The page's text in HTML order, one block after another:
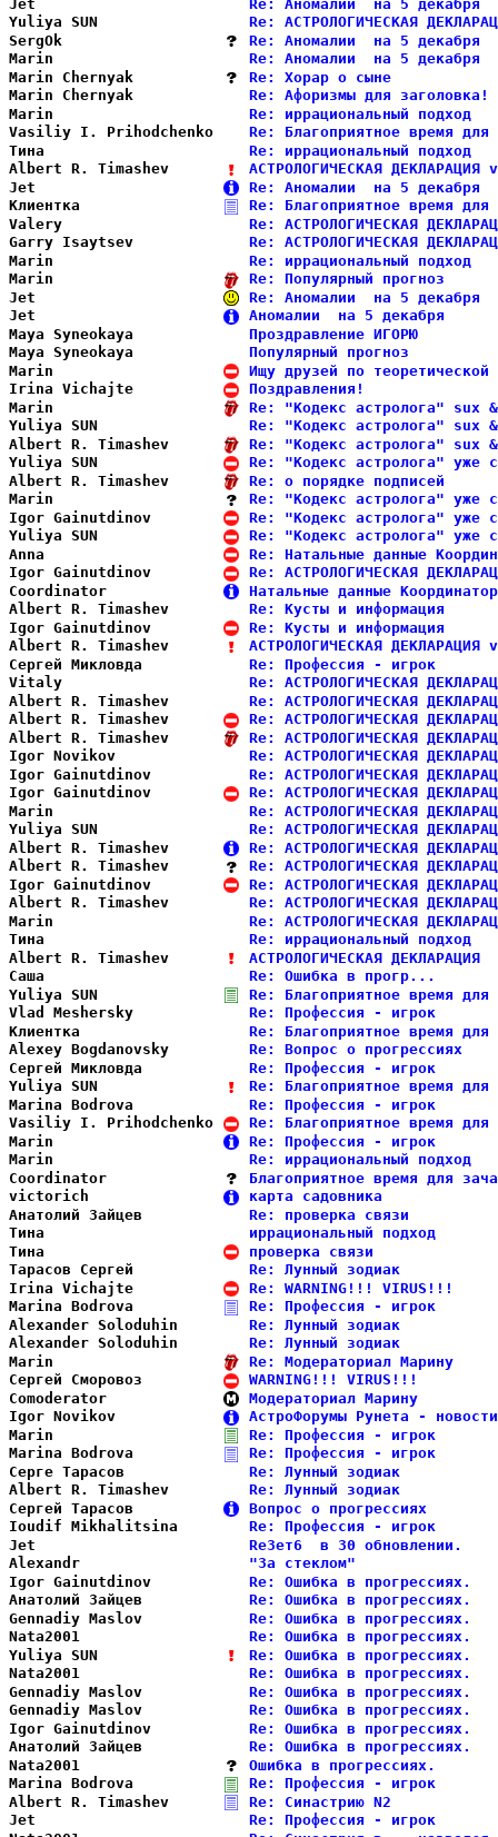
Jet
Re: Аномалии  на 5
Yuliya SUN
Re: АСТРОЛОГИЧЕСКАЯ
SergOk
Re: Аномалии  на 5
Marin
Re: Аномалии  на 5
Marin Chernyak
Re: Хорар о
Marin Chernyak
Re: Афоризмы для
Marin
Re: иррациональный
Vasiliy I. Prihodchenko
Re: Благоприятное время для
Тина
Re: иррациональный
Albert R. Timashev
АСТРОЛОГИЧЕСКАЯ
Jet
Re: Аномалии  на 5
Клиентка
Re: Благоприятное время для
Valery
Re: АСТРОЛОГИЧЕСКАЯ
Garry Isaytsev
Re: АСТРОЛОГИЧЕСКАЯ
Marin
Re: иррациональный
Marin
Re: Популярный
Jet
Re: Аномалии  на 5
Jet
Аномалии  на 5
Maya Syneokaya
Проздравление
Maya Syneokaya
Популярный
Marin
Ищу друзей по теоретической
Irina Vichajte
Marin
Re: "Кодекс астролога" sux
Yuliya SUN
Re: "Кодекс астролога" sux
Albert R. Timashev
Re: "Кодекс астролога" sux
Yuliya SUN
Re: "Кодекс астролога" уже
Albert R. Timashev
Re: о порядке
Marin
Re: "Кодекс астролога" уже
Igor Gainutdinov
Re: "Кодекс астролога" уже
Yuliya SUN
Re: "Кодекс астролога" уже
Anna
Re: Натальные данные
Igor Gainutdinov
Re: АСТРОЛОГИЧЕСКАЯ
Coordinator
Натальные данные
Albert R. Timashev
Re: Кусты и
Igor Gainutdinov
Re: Кусты и
Albert R. Timashev
АСТРОЛОГИЧЕСКАЯ
Сергей Микловда
Re: Профессия -
Vitaly
Re: АСТРОЛОГИЧЕСКАЯ
Albert R. Timashev
Re: АСТРОЛОГИЧЕСКАЯ
Albert R. Timashev
Re: АСТРОЛОГИЧЕСКАЯ
Albert R. Timashev
Re: АСТРОЛОГИЧЕСКАЯ
Igor Novikov
Re: АСТРОЛОГИЧЕСКАЯ
Igor Gainutdinov
Re: АСТРОЛОГИЧЕСКАЯ
Igor Gainutdinov
Re: АСТРОЛОГИЧЕСКАЯ
Marin
Re: АСТРОЛОГИЧЕСКАЯ
Yuliya SUN
Re: АСТРОЛОГИЧЕСКАЯ
Albert R. Timashev
Re: АСТРОЛОГИЧЕСКАЯ
Albert R. Timashev
Re: АСТРОЛОГИЧЕСКАЯ
Igor Gainutdinov
Re: АСТРОЛОГИЧЕСКАЯ
Albert R. Timashev
Re: АСТРОЛОГИЧЕСКАЯ
Marin
Re: АСТРОЛОГИЧЕСКАЯ
Тина
Re: иррациональный
Albert R. Timashev
АСТРОЛОГИЧЕСКАЯ
Саша
Re: Ошибка в
Yuliya SUN
Re: Благоприятное время для
Vlad Meshersky
Re: Профессия -
Клиентка
Re: Благоприятное время для
Alexey Bogdanovsky
Re: Вопрос о
Сергей Микловда
Re: Профессия -
Yuliya SUN
Re: Благоприятное время для
Marina Bodrova
Re: Профессия -
Vasiliy I. Prihodchenko
Re: Благоприятное время для
Marin
Re: Профессия -
Marin
Re: иррациональный
Coordinator
Благоприятное время для
victorich
карта
Анатолий Зайцев
Re: проверка
Тина
иррациональный
Тина
проверка
Тарасов Сергей
Re: Лунный
Irina Vichajte
Re: WARNING!!!
Marina Bodrova
Re: Профессия -
Alexander Soloduhin
Re: Лунный
Alexander Soloduhin
Re: Лунный
Marin
Re: Модераториал
Сергей Сморовоз
WARNING!!!
Comoderator
Модераториал
Igor Novikov
АстроФорумы Рунета -
Marin
Re: Профессия -
Marina Bodrova
Re: Профессия -
Серге Тарасов
Re: Лунный
Albert R. Timashev
Re: Лунный
Сергей Тарасов
Вопрос о
Ioudif Mikhalitsina
Re: Профессия -
Jet
ReЗет6  в 30
Alexandr
"За
Igor Gainutdinov
Re: Ошибка в
Анатолий Зайцев
Re: Ошибка в
Gennadiy Maslov
Re: Ошибка в
Nata2001
Re: Ошибка в
Yuliya SUN
Re: Ошибка в
Nata2001
Re: Ошибка в
Gennadiy Maslov
Re: Ошибка в
Gennadiy Maslov
Re: Ошибка в
Igor Gainutdinov
Re: Ошибка в
Анатолий Зайцев
Re: Ошибка в
Nata2001
Ошибка в
Marina Bodrova
Re: Профессия -
Albert R. Timashev
Re:
Jet
Re: Профессия -